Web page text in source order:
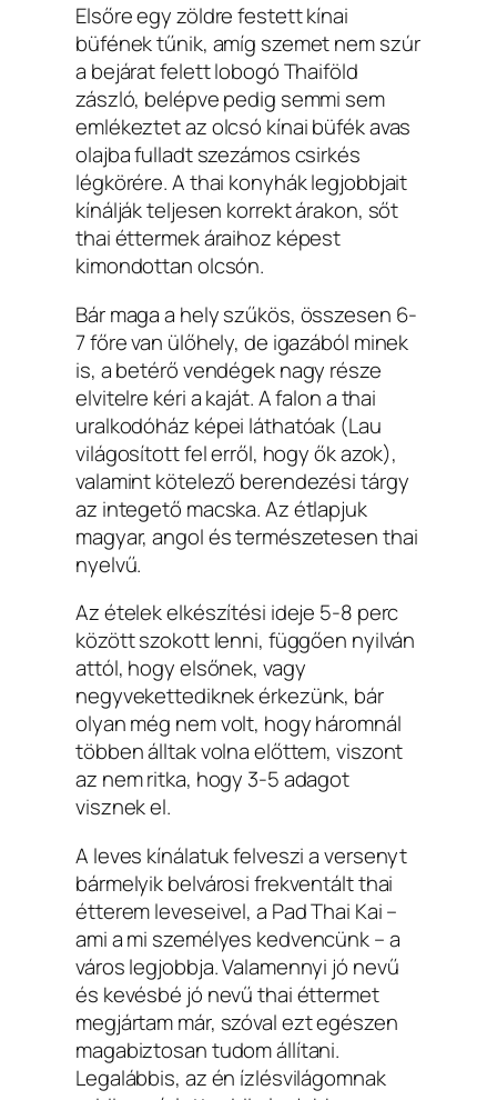
Elsőre egy zöldre festett kínai
büfének tűnik, amíg szemet nem szúr
a bejárat felett lobogó Thaiföld
zászló, belépve pedig semmi sem
emlékeztet az olcsó kínai büfék avas
olajba fulladt szezámos csirkés
légkörére. A thai konyhák legjobbjait
kínálják teljesen korrekt árakon, sőt
thai éttermek áraihoz képest
kimondottan olcsón.
Bár maga a hely szűkös, összesen 6-
7 főre van ülőhely, de igazából minek
is, a betérő vendégek nagy része
elvitelre kéri a kaját. A falon a thai
uralkodóház képei láthatóak (Lau
világosított fel erről, hogy ők azok),
valamint kötelező berendezési tárgy
az integető macska. Az étlapjuk
magyar, angol és természetesen thai
nyelvű.
Az ételek elkészítési ideje 5-8 perc
között szokott lenni, függően nyilván
attól, hogy elsőnek, vagy
negyvekettediknek érkezünk, bár
olyan még nem volt, hogy háromnál
többen álltak volna előttem, viszont
az nem ritka, hogy 3-5 adagot
visznek el.
A leves kínálatuk felveszi a versenyt
bármelyik belvárosi frekventált thai
étterem leveseivel, a Pad Thai Kai –
ami a mi személyes kedvencünk – a
város legjobbja. Valamennyi jó nevű
és kevésbé jó nevű thai éttermet
megjártam már, szóval ezt egészen
magabiztosan tudom állítani.
Legalábbis, az én ízlésvilágomnak